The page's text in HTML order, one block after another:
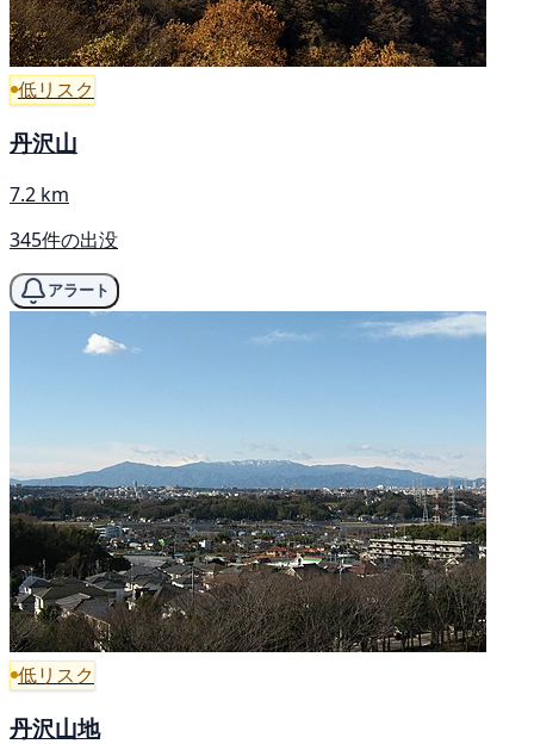
低リスク
丹沢山
7.2 km
345件の出没
アラート
低リスク
丹沢山地